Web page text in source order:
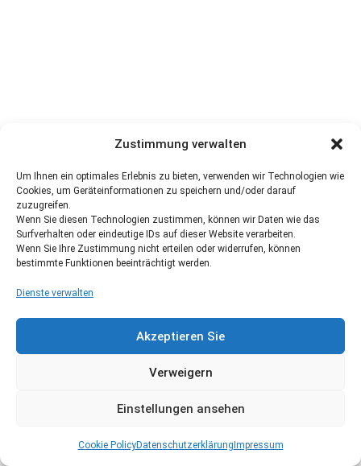
Zustimmung verwalten
Um Ihnen ein optimales Erlebnis zu bieten, verwenden wir Technologien wie
Cookies, um Geräteinformationen zu speichern und/oder darauf
zuzugreifen.
Wenn Sie diesen Technologien zustimmen, können wir Daten wie das
Surfverhalten oder eindeutige IDs auf dieser Website verarbeiten.
Wenn Sie Ihre Zustimmung nicht erteilen oder widerrufen, können
bestimmte Funktionen beeinträchtigt werden.
Dienste verwalten
Akzeptieren Sie
Verweigern
Einstellungen ansehen
Cookie PolicyDatenschutzerklärung Impressum